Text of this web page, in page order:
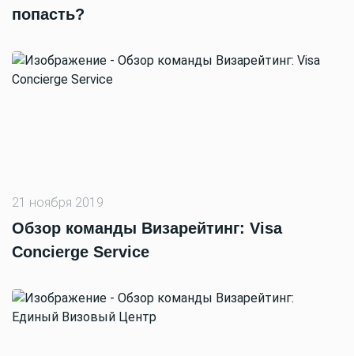
попасть?
21 ноября 2019
Обзор команды Визарейтинг: Visa
Concierge Service